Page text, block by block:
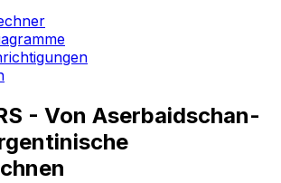
- Von Aserbaidschan-